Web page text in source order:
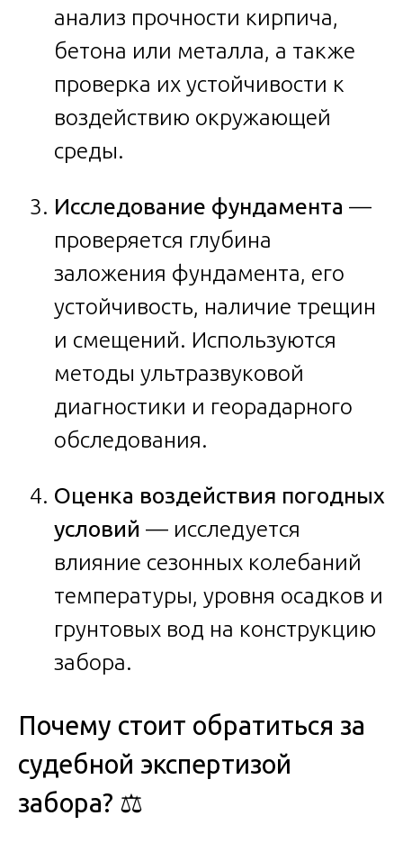
анализ прочности кирпича,
бетона или металла, а также
проверка их устойчивости к
воздействию окружающей
среды.
Исследование фундамента —
проверяется глубина
заложения фундамента, его
устойчивость, наличие трещин
и смещений. Используются
методы ультразвуковой
диагностики и георадарного
обследования.
Оценка воздействия погодных
условий — исследуется
влияние сезонных колебаний
температуры, уровня осадков и
грунтовых вод на конструкцию
забора.
Почему стоит обратиться за
судебной экспертизой
забора? ⚖️